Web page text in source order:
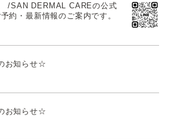
/SAN DERMAL CAREの公式
約・最新情報のご案内です。
お知らせ☆
お知らせ☆